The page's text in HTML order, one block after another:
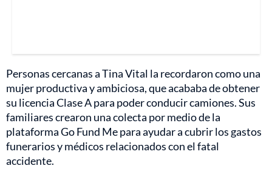
Personas cercanas a Tina Vital la recordaron como una
mujer productiva y ambiciosa, que acababa de obtener
su licencia Clase A para poder conducir camiones. Sus
familiares crearon una colecta por medio de la
plataforma Go Fund Me para ayudar a cubrir los gastos
funerarios y médicos relacionados con el fatal
accidente.